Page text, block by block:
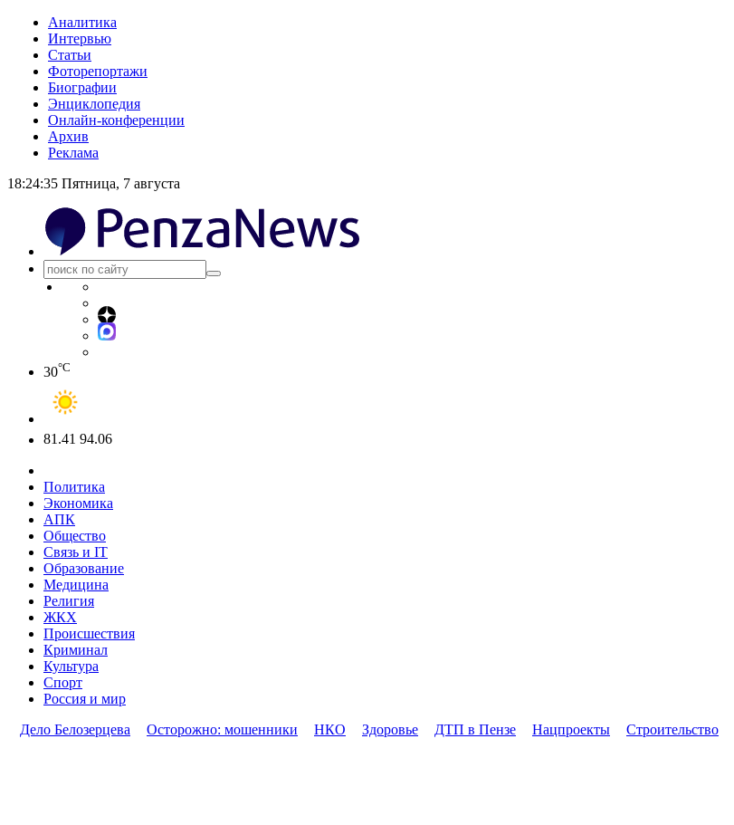
Аналитика
Интервью
Статьи
Фоторепортажи
Биографии
Энциклопедия
Онлайн-конференции
Архив
Реклама
18:24:35 Пятница, 7 августа
30°C
81.41 94.06
Политика
Экономика
АПК
Общество
Связь и IT
Образование
Медицина
Религия
ЖКХ
Происшествия
Криминал
Культура
Спорт
Россия и мир
Дело Белозерцева
Осторожно: мошенники НКО Здоровье ДТП в Пензе Нацпроекты Строительство